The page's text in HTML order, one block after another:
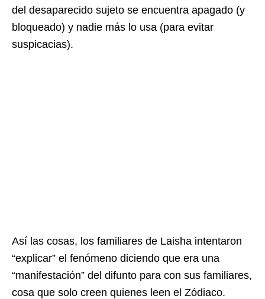
del desaparecido sujeto se encuentra apagado (y
bloqueado) y nadie más lo usa (para evitar
suspicacias).
Así las cosas, los familiares de Laisha intentaron
“explicar” el fenómeno diciendo que era una
“manifestación” del difunto para con sus familiares,
cosa que solo creen quienes leen el Zódiaco.